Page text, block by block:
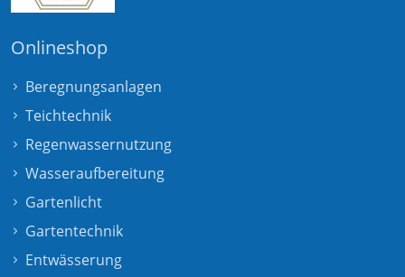
Onlineshop
Beregnungsanlagen
Teichtechnik
Regenwassernutzung
Wasseraufbereitung
Gartenlicht
Gartentechnik
Entwässerung